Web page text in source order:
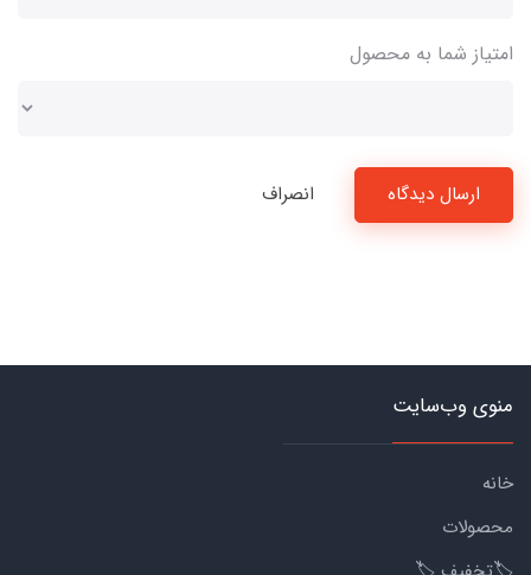
امتیاز شما به محصول
ارسال دیدگاه انصراف
منوی وب‌سایت
خانه
محصولات